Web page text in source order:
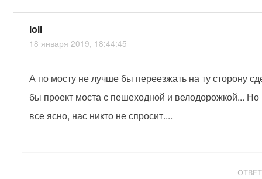
loli
18 января 2019, 18:44:45
А по мосту не лучше бы переезжать на ту сторону
бы проект моста с пешеходной и велодорожкой... Но
все ясно, нас никто не спросит....